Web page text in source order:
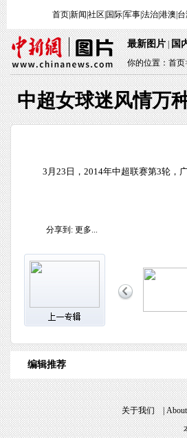
首页|新闻 社区 国际|军事|法治|港澳
最新图片|国
你的位置：首页
中超女球迷风情万
3月23日，2014年中超联赛第3轮，
分享到: 更多...
编辑推荐
关于我们|